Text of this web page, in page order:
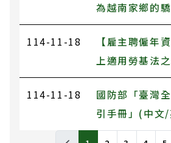
News列表，包含標題和發布日期
為越南家鄉的
移工阮氏天的
114-11-18
【雇主聘僱年
上適用勞基法
立勞退舊制專
工退休準備金】
114-11-18
國防部「臺灣
引手冊」(中文